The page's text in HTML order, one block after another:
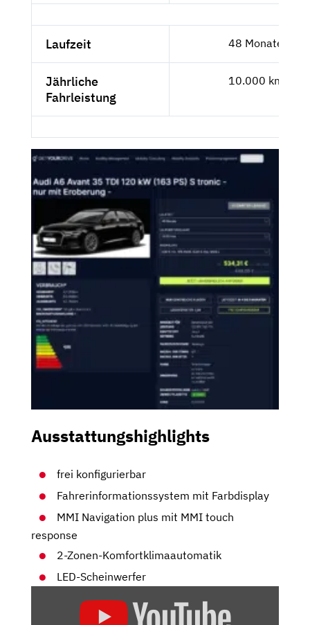
Laufzeit 48 Monate
Jährliche
Fahrleistung
10.000 km
Ausstattungshighlights
frei konfigurierbar
Fahrerinformationssystem mit Farbdisplay
MMI Navigation plus mit MMI touch
response
2-Zonen-Komfortklimaautomatik
LED-Scheinwerfer